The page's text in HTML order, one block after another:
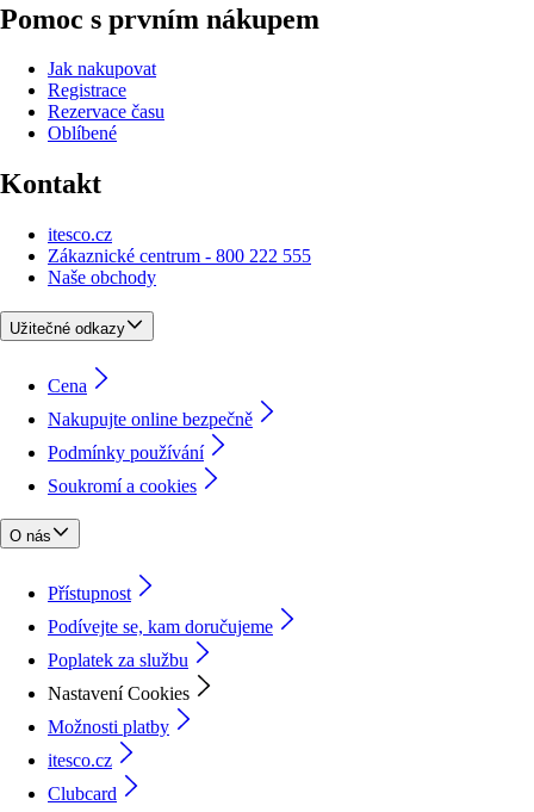
Pomoc s prvním nákupem
Jak nakupovat
Registrace
Rezervace času
Oblíbené
Kontakt
itesco.cz
Zákaznické centrum - 800 222 555
Naše obchody
Užitečné odkazy
Cena
Nakupujte online bezpečně
Podmínky používání
Soukromí a cookies
O nás
Přístupnost
Podívejte se, kam doručujeme
Poplatek za službu
Nastavení Cookies
Možnosti platby
itesco.cz
Clubcard